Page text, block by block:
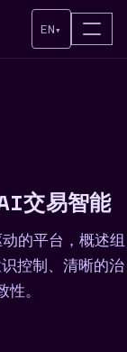
EN▾
交易智能
的平台，概述组
控制、清晰的治
。